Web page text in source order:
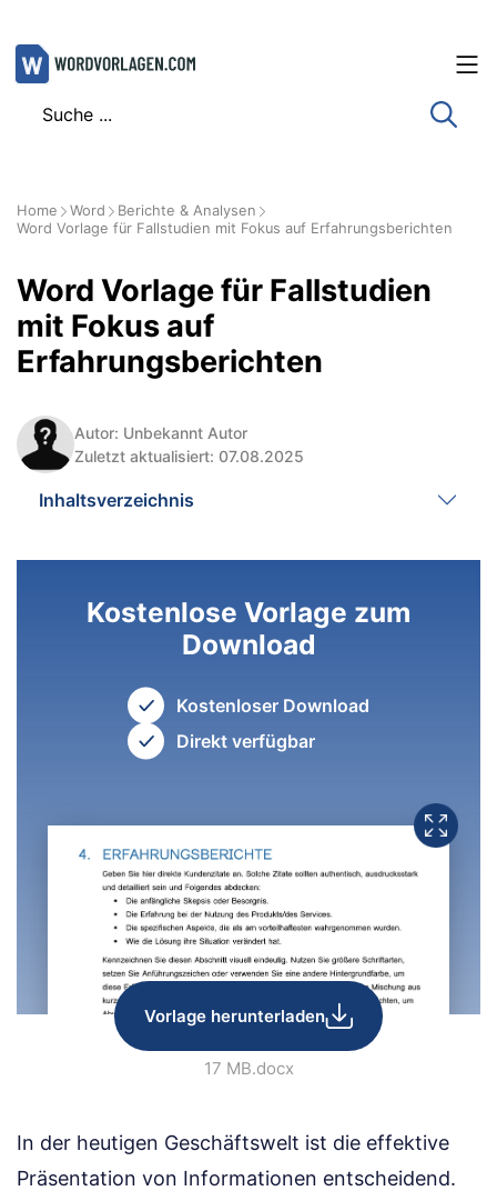
Zum
Inhalt
Home Word
Berichte & Analysen
Word Vorlage für Fallstudien mit Fokus auf Erfahrungsberichten
Word Vorlage für Fallstudien
mit Fokus auf
Erfahrungsberichten
Autor: Unbekannt Autor
Zuletzt aktualisiert: 07.08.2025
Inhaltsverzeichnis
Kostenlose Vorlage zum
Download
Kostenloser Download
Direkt verfügbar
Vorlage herunterladen
17 MB.docx
In der heutigen Geschäftswelt ist die effektive
Präsentation von Informationen entscheidend.